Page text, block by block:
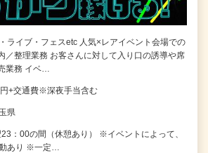
ライブ・フェスetc 人気×レアイベント会場での
／整理業務 お客さんに対して入り口の誘導や席
業務 イベ…
+交通費※深夜手当含む
県
：00の間（休憩あり） ※イベントによって、
あり ※一定…